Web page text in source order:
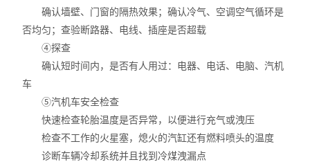
确认墙壁、门窗的隔热效果；确认冷气、空调空气循环是
否均匀；查验断路器、电线、插座是否超载
④探查
确认短时间内，是否有人用过：电器、电话、电脑、汽机
车
⑤汽机车安全检查
快速检查轮胎温度是否异常，以便进行充气或洩压
检查不工作的火星塞，熄火的汽缸还有燃料喷头的温度
诊断车辆冷却系统并且找到冷煤洩漏点